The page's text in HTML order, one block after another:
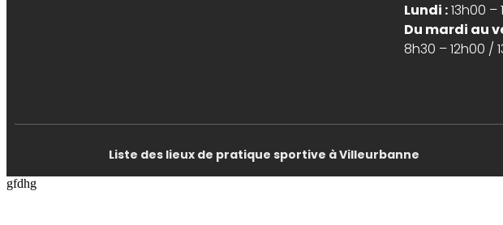
Lundi :13h00 –
Du mardi au
8h30 – 12h00 /
Liste des lieux de pratique sportive à Villeurbanne
gfdhg